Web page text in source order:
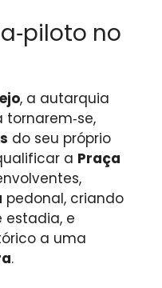
no
, a autarquia
do seu próprio
a Praça
pedonal, criando
estadia, e
a uma
.